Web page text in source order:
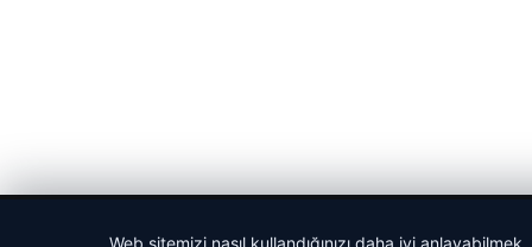
Web sitemizi nasıl kullandığınızı daha iyi